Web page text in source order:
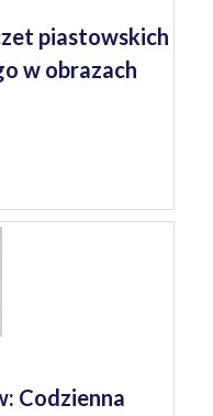
piastowskich
w obrazach
Codzienna